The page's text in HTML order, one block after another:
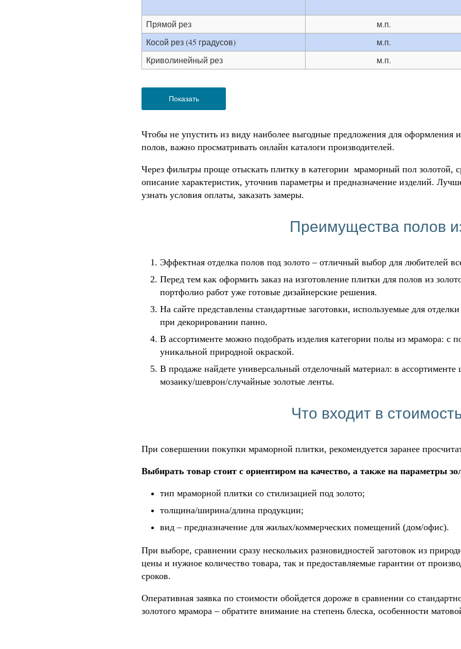
Прямой рез м.п.
Косой рез (45 градусов)
м.п.
Криволинейный рез
м.п.
Показать
Чтобы не упустить из виду наиболее выгодные предложения для оформления
полов, важно просматривать онлайн каталоги производителей.
Через фильтры проще отыскать плитку в категории мраморный пол золотой,
описание характеристик, уточнив параметры и предназначение изделий.
узнать условия оплаты, заказать замеры.
Преимущества полов
Эффектная отделка полов под золото – отличный выбор для любителей
Перед тем как оформить заказ на изготовление плитки для полов из
портфолио работ уже готовые дизайнерские решения.
На сайте представлены стандартные заготовки, используемые для
при декорировании панно.
В ассортименте можно подобрать изделия категории полы из мрамора:
уникальной природной окраской.
В продаже найдете универсальный отделочный материал: в
мозаику/шеврон/случайные золотые ленты.
Что входит в
При совершении покупки мраморной плитки, рекомендуется заранее
Выбирать товар стоит с ориентиром на качество, а также на параметры
тип мраморной плитки со стилизацией под золото;
толщина/ширина/длина продукции;
вид – предназначение для жилых/коммерческих помещений (дом/офис).
При выборе, сравнении сразу нескольких разновидностей заготовок из
цены и нужное количество товара, так и предоставляемые гарантии от
сроков.
Оперативная заявка по стоимости обойдется дороже в сравнении со
золотого мрамора – обратите внимание на степень блеска, особенности